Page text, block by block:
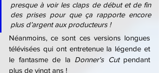
presque à voir les claps de début et de fin
des prises pour que ça rapporte encore
plus d’argent aux producteurs !
Néanmoins, ce sont ces versions longues
télévisées qui ont entretenue la légende et
le fantasme de la Donner's Cut pendant
plus de vingt ans !